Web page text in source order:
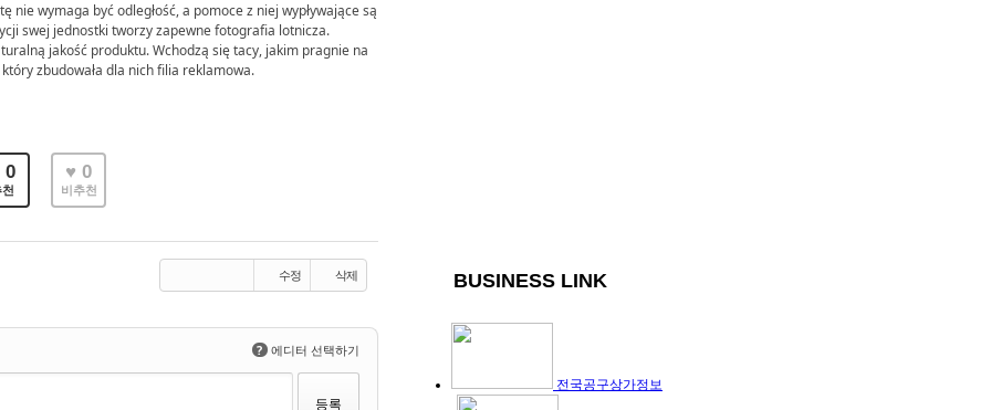
wymaga być odległość, a pomoce z niej wypływające są
swej jednostki tworzy zapewne fotografia lotnicza.
jakość produktu. Wchodzą się tacy, jakim pragnie na
zbudowała dla nich filia reklamowa.
0 ♥ 0
비추천
수정 삭제
? 에디터 선택하기
BUSINESS LINK
전국공구상가정보